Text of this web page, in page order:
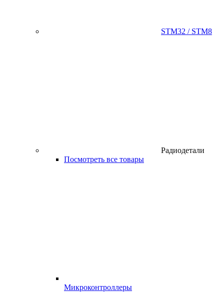
STM32 / STM8
Радиодетали
Посмотреть все товары
Микроконтроллеры